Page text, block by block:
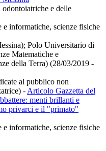
e delle
informatiche, scienze fisiche
Polo Universitario di
Matematiche e
della Terra) (28/03/2019 -
al pubblico non
- Articolo Gazzetta del
menti brillanti e
privarci e il "primato"
informatiche, scienze fisiche